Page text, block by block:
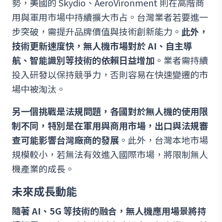
用與軍用市場中持續擴大市占。台灣業者若要進一
步突破，需提升品牌價值與技術創新能力。 此外，
技術更新速度快，無人機市場對於 AI、自主導
航、智能識別等技術的依賴日益增加 。業者需持續
投入研發以保持競爭力，否則容易在快速變遷的市
場中被淘汰。
另一個挑戰是法規問題，各國對於無人機的使用限
制不同，特別是在軍用與商用市場，出口與法規審
查可能影響台灣廠商的發展 。此外，台灣本地市場
規模較小，若無法有效進入國際市場，將限制無人
機產業的成長。
未來成長動能
隨著 AI、5G 等技術的融合，無人機應用場景將持